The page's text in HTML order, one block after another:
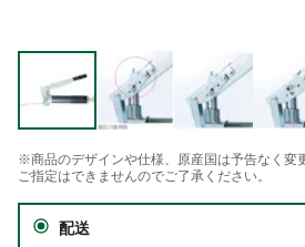
※商品のデザインや仕様、原産国は予告なく変
ご指定はできませんのでご了承ください。
配送